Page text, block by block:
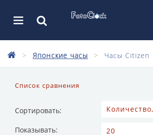
Японские часы Часы Citizen
Список сравнения
Сортировать:
Показывать: